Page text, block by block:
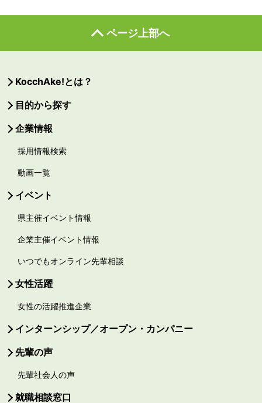
ページ上部へ
KocchAke!とは？
目的から探す
企業情報
採用情報検索
動画一覧
イベント
県主催イベント情報
企業主催イベント情報
いつでもオンライン先輩相談
女性活躍
女性の活躍推進企業
インターンシップ／オープン・カンパニー
先輩の声
先輩社会人の声
就職相談窓口